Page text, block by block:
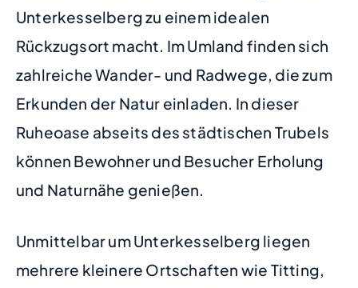
Unterkesselberg zu einem idealen
Rückzugsort macht. Im Umland finden sich
zahlreiche Wander- und Radwege, die zum
Erkunden der Natur einladen. In dieser
Ruheoase abseits des städtischen Trubels
können Bewohner und Besucher Erholung
und Naturnähe genießen.
Unmittelbar um Unterkesselberg liegen
mehrere kleinere Ortschaften wie Titting,